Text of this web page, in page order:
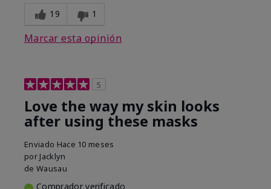
19 1
Marcar esta opinión
5
Love the way my skin looks
after using these masks
Enviado Hace 10 meses
por Jacklyn
de Wausau
Comprador verificado